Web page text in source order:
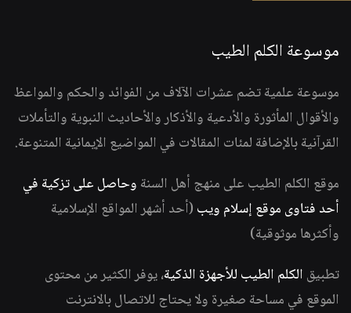
موسوعة الكلم الطيب
موسوعة علمية تضم عشرات الآلاف من الفوائد والحكم والمواعظ
والأقوال المأثورة والأدعية والأذكار والأحاديث النبوية والتأملات
القرآنية بالإضافة لمئات المقالات في المواضيع الإيمانية المتنوعة.
موقع الكلم الطيب على منهج أهل السنة وحاصل على تزكية في
أحد فتاوى موقع إسلام ويب (أحد أشهر المواقع الإسلامية
وأكثرها موثوقية)
تطبيق الكلم الطيب للأجهزة الذكية، يوفر الكثير من محتوى
الموقع في مساحة صغيرة ولا يحتاج للاتصال بالانترنت